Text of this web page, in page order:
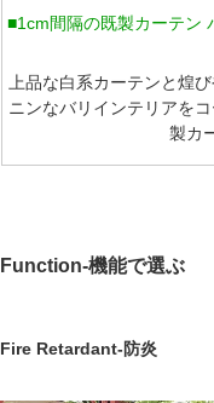
■1cm間隔の既製カーテン
上品な白系カーテンと煌
ニンなバリインテリアを
製カ
Function-機能で選ぶ
Fire Retardant-防炎